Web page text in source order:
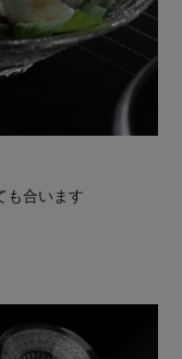
も合います